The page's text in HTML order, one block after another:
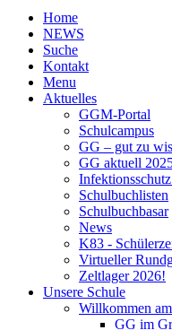
Home
NEWS
Suche
Kontakt
Menu
Aktuelles
GGM-Portal
Schulcampus
GG – gut zu
GG aktuell
Schulbuchlisten
Schulbuchbasar
News
K83 -
Virtueller
Zeltlager 2026!
Unsere Schule
Willkommen
GG im